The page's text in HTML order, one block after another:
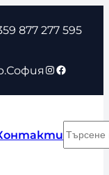
877 277 595
Instagram
Facebook